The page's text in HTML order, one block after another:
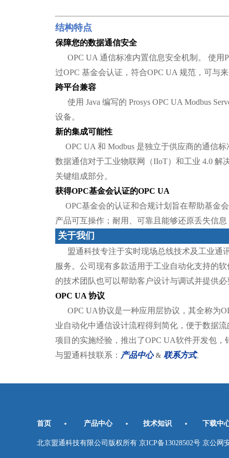
结构特点
保障您的数据通信安全
OPC UA 通信标准内置信息安全机制。 使用
过OPC 基金会认证，符合OPC UA 规范，可与
跨平台兼容
使用 Java 编写的 Prosys OPC UA Modbus
设备。
新的集成可能性
OPC UA 和 Modbus 是独立于供应商的通信标
数据通信对于工业物联网（IIoT）和工业 4.0 解
关键组成部分。
获得OPC基金会认证的OPC UA
OPC基金会的认证和合规计划旨在帮助基金
产品可互操作；耐用、可靠且能够还原丢失信
关于我们
盟通科技专注于实时现场总线技术及工业通
服务。公司现有多款适用于工业自动化支持的
的技术团队也可以帮助客户设计与调试并提供
OPC UA 协议
OPC UA协议是一种应用层协议，其全称为
业自动化中通信设计流程得到简化，便于数据
项目的实施经验，推出了OPC UA软件开发包
与盟通科技联系： 产品中心 & 联系方式。
首页 产品中心 技术知识 下载中
北京盟通科技有限公司版权所有 京ICP备13028502号 京公网